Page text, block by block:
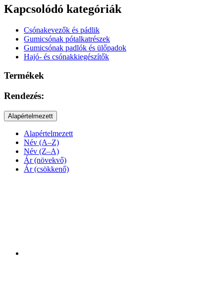
Kapcsolódó kategóriák
Csónakevezők és pádlik
Gumicsónak pótalkatrészek
Gumicsónak padlók és ülőpadok
Hajó- és csónakkiegészítők
Termékek
Rendezés:
Alapértelmezett
Alapértelmezett
Név (A–Z)
Név (Z–A)
Ár (növekvő)
Ár (csökkenő)